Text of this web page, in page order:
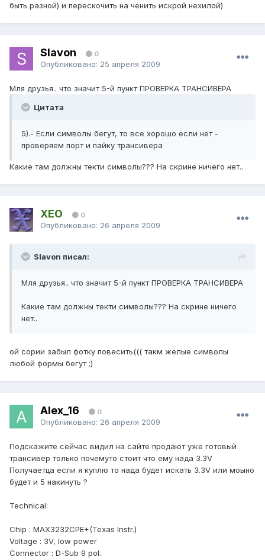
быть разной) и перескочить на ченить искрой нехилой)
Slavon 0
Опубликовано: 25 апреля 2009
Мля друзья.. что значит 5-й пункт ПРОВЕРКА ТРАНСИВЕРА
Цитата
5).- Если символы бегут, то все хорошо если нет -
проверяем порт и пайку трансивера
Какие там должны текти символы??? На скрине ничего нет..
XEO 0
Опубликовано: 26 апреля 2009
Slavon писал:
Мля друзья.. что значит 5-й пункт ПРОВЕРКА ТРАНСИВЕРА
Какие там должны текти символы??? На скрине ничего
нет..
ой сории забыл фотку повесить((( такм желые символы
любой формы бегут ;)
Alex_16 0
Опубликовано: 26 апреля 2009
Подскажите сейчас видил на сайте продают уже готовый
трансивер только почемуто стоит что ему нада 3.3V
Получаетца если я куплю то нада будет искать 3.3V или моыно
будет и 5 накинуть ?
Technical:
Chip : MAX3232CPE+(Texas Instr.)
Voltage : 3V, low power
Connector : D-Sub 9 pol.